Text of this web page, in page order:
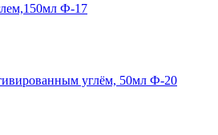
Ф-17
углём, 50мл Ф-20